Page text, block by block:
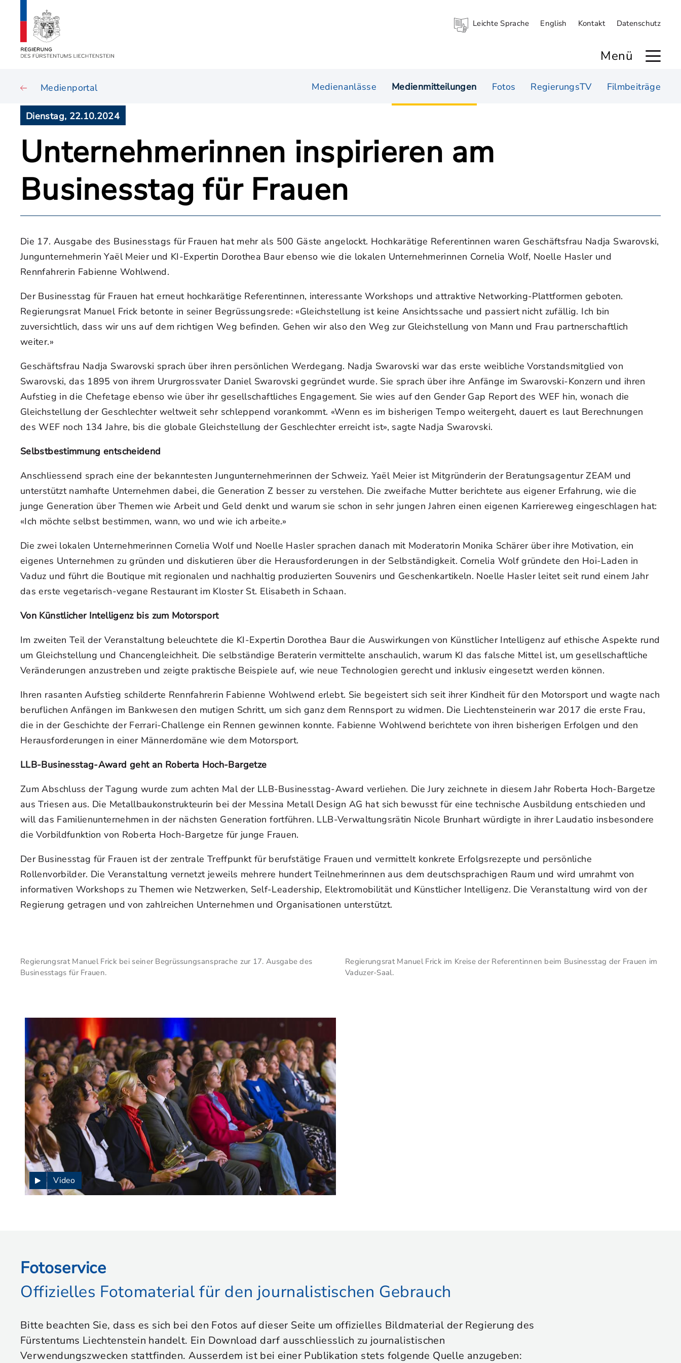
Leichte Sprache English Kontakt Datenschutz
Menü
Medienportal Medienanlässe Medienmitteilungen Fotos RegierungsTV Filmbeiträge
Dienstag, 22.10.2024
Unternehmerinnen inspirieren am
Businesstag für Frauen
Die 17. Ausgabe des Businesstags für Frauen hat mehr als 500 Gäste angelockt. Hochkarätige Referentinnen waren Geschäftsfrau Nadja Swarovski,
Jungunternehmerin Yaël Meier und KI-Expertin Dorothea Baur ebenso wie die lokalen Unternehmerinnen Cornelia Wolf, Noelle Hasler und
Rennfahrerin Fabienne Wohlwend.
Der Businesstag für Frauen hat erneut hochkarätige Referentinnen, interessante Workshops und attraktive Networking-Plattformen geboten.
Regierungsrat Manuel Frick betonte in seiner Begrüssungsrede: «Gleichstellung ist keine Ansichtssache und passiert nicht zufällig. Ich bin
zuversichtlich, dass wir uns auf dem richtigen Weg befinden. Gehen wir also den Weg zur Gleichstellung von Mann und Frau partnerschaftlich
weiter.»
Geschäftsfrau Nadja Swarovski sprach über ihren persönlichen Werdegang. Nadja Swarovski war das erste weibliche Vorstandsmitglied von
Swarovski, das 1895 von ihrem Ururgrossvater Daniel Swarovski gegründet wurde. Sie sprach über ihre Anfänge im Swarovski-Konzern und ihren
Aufstieg in die Chefetage ebenso wie über ihr gesellschaftliches Engagement. Sie wies auf den Gender Gap Report des WEF hin, wonach die
Gleichstellung der Geschlechter weltweit sehr schleppend vorankommt. «Wenn es im bisherigen Tempo weitergeht, dauert es laut Berechnungen
des WEF noch 134 Jahre, bis die globale Gleichstellung der Geschlechter erreicht ist», sagte Nadja Swarovski.
Selbstbestimmung entscheidend
Anschliessend sprach eine der bekanntesten Jungunternehmerinnen der Schweiz. Yaël Meier ist Mitgründerin der Beratungsagentur ZEAM und
unterstützt namhafte Unternehmen dabei, die Generation Z besser zu verstehen. Die zweifache Mutter berichtete aus eigener Erfahrung, wie die
junge Generation über Themen wie Arbeit und Geld denkt und warum sie schon in sehr jungen Jahren einen eigenen Karriereweg eingeschlagen hat:
«Ich möchte selbst bestimmen, wann, wo und wie ich arbeite.»
Die zwei lokalen Unternehmerinnen Cornelia Wolf und Noelle Hasler sprachen danach mit Moderatorin Monika Schärer über ihre Motivation, ein
eigenes Unternehmen zu gründen und diskutieren über die Herausforderungen in der Selbständigkeit. Cornelia Wolf gründete den Hoi-Laden in
Vaduz und führt die Boutique mit regionalen und nachhaltig produzierten Souvenirs und Geschenkartikeln. Noelle Hasler leitet seit rund einem Jahr
das erste vegetarisch-vegane Restaurant im Kloster St. Elisabeth in Schaan.
Von Künstlicher Intelligenz bis zum Motorsport
Im zweiten Teil der Veranstaltung beleuchtete die KI-Expertin Dorothea Baur die Auswirkungen von Künstlicher Intelligenz auf ethische Aspekte rund
um Gleichstellung und Chancengleichheit. Die selbständige Beraterin vermittelte anschaulich, warum KI das falsche Mittel ist, um gesellschaftliche
Veränderungen anzustreben und zeigte praktische Beispiele auf, wie neue Technologien gerecht und inklusiv eingesetzt werden können.
Ihren rasanten Aufstieg schilderte Rennfahrerin Fabienne Wohlwend erlebt. Sie begeistert sich seit ihrer Kindheit für den Motorsport und wagte nach
beruflichen Anfängen im Bankwesen den mutigen Schritt, um sich ganz dem Rennsport zu widmen. Die Liechtensteinerin war 2017 die erste Frau,
die in der Geschichte der Ferrari-Challenge ein Rennen gewinnen konnte. Fabienne Wohlwend berichtete von ihren bisherigen Erfolgen und den
Herausforderungen in einer Männerdomäne wie dem Motorsport.
LLB-Businesstag-Award geht an Roberta Hoch-Bargetze
Zum Abschluss der Tagung wurde zum achten Mal der LLB-Businesstag-Award verliehen. Die Jury zeichnete in diesem Jahr Roberta Hoch-Bargetze
aus Triesen aus. Die Metallbaukonstrukteurin bei der Messina Metall Design AG hat sich bewusst für eine technische Ausbildung entschieden und
will das Familienunternehmen in der nächsten Generation fortführen. LLB-Verwaltungsrätin Nicole Brunhart würdigte in ihrer Laudatio insbesondere
die Vorbildfunktion von Roberta Hoch-Bargetze für junge Frauen.
Der Businesstag für Frauen ist der zentrale Treffpunkt für berufstätige Frauen und vermittelt konkrete Erfolgsrezepte und persönliche
Rollenvorbilder. Die Veranstaltung vernetzt jeweils mehrere hundert Teilnehmerinnen aus dem deutschsprachigen Raum und wird umrahmt von
informativen Workshops zu Themen wie Netzwerken, Self-Leadership, Elektromobilität und Künstlicher Intelligenz. Die Veranstaltung wird von der
Regierung getragen und von zahlreichen Unternehmen und Organisationen unterstützt.
Regierungsrat Manuel Frick bei seiner Begrüssungsansprache zur 17. Ausgabe des
Businesstags für Frauen.
Regierungsrat Manuel Frick im Kreise der Referentinnen beim Businesstag der Frauen im
Vaduzer-Saal.
Video
Fotoservice
Offizielles Fotomaterial für den journalistischen Gebrauch
Bitte beachten Sie, dass es sich bei den Fotos auf dieser Seite um offizielles Bildmaterial der Regierung des
Fürstentums Liechtenstein handelt. Ein Download darf ausschliesslich zu journalistischen
Verwendungszwecken stattfinden. Ausserdem ist bei einer Publikation stets folgende Quelle anzugeben: